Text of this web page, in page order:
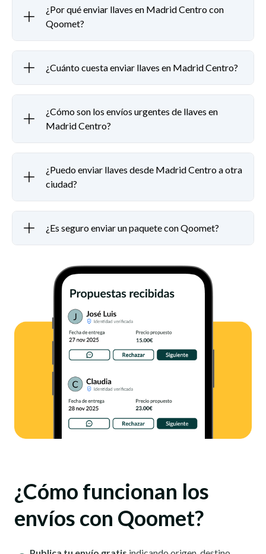
¿Por qué enviar llaves en Madrid Centro con
Qoomet?
¿Cuánto cuesta enviar llaves en Madrid Centro?
¿Cómo son los envíos urgentes de llaves en
Madrid Centro?
¿Puedo enviar llaves desde Madrid Centro a otra
ciudad?
¿Es seguro enviar un paquete con Qoomet?
¿Cómo funcionan los
envíos con Qoomet?